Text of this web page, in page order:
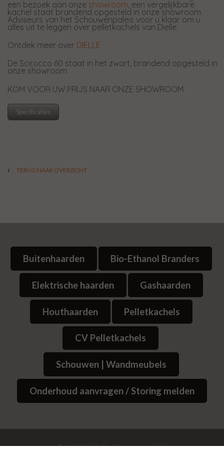
een bezoek aan onze showroom , een vergelijkbare
kachel staat brandend opgesteld in onze showroom.
Adviseurs van het Schouwenpaleis voor u klaar om u
alles uit te leggen over pelletkachels van Dielle.
Ontdek meer over DIELLE
De Scirocco 60 staat in het zwart, brandend opgesteld in
onze showroom
KOM VOOR UW PRIJS NAAR ONZE SHOWROOM
Specificaties
TERUG NAAR OVERZICHT
Buitenhaarden Bio-Ethanol Branders
Elektrische haarden Gashaarden
Houthaarden Pelletkachels
CV Pelletkachels
Schouwen | Wandmeubels
Onderhoud aanvragen / Storing melden
© 2026Website Bedrijvenpresentatie.nl